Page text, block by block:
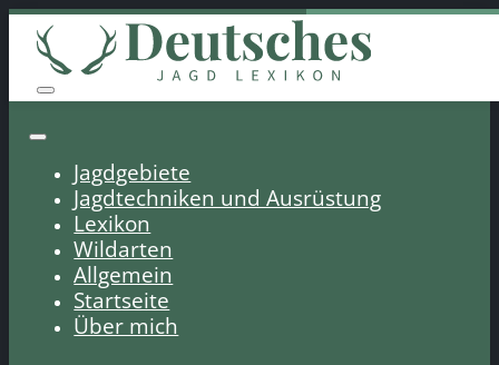
Jagdgebiete
Jagdtechniken und Ausrüstung
Lexikon
Wildarten
Allgemein
Startseite
Über mich